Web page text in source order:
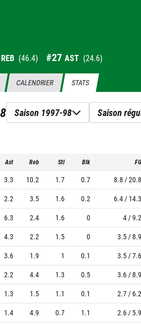
REB (46.4) #27 AST (24.6)
CALENDRIER STATS
Saison 1997-98 Saison
Ast Reb Stl Blk FG
3.3 10.2 1.7 0.7 8.8 / 20.8
2.2 3.5 1.6 0.2 6.4 / 14.3
6.3 2.4 1.6 0 4 / 9.2
4.3 2.2 1.5 0 3.5 / 8.9
3.6 1.9 1 0.1 3.5 / 7.6
2.2 4.4 1.3 0.5 3.6 / 8.9
1.3 1.5 1.1 0.1 2.7 / 6.2
1.4 4.9 0.7 1.1 2.6 / 5.9